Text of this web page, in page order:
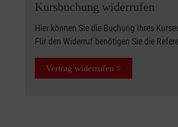
Kursbuchung widerrufen
Hier können Sie die Buchung Ihres
Für den Widerruf benötigen Sie die
Vertrag widerrufen >